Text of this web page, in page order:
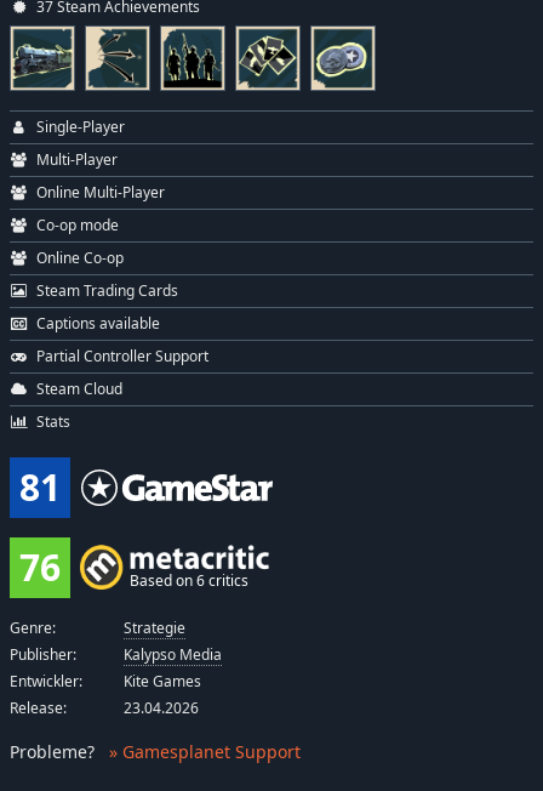
37 Steam Achievements
Single-Player
Multi-Player
Online Multi-Player
Co-op mode
Online Co-op
Steam Trading Cards
Captions available
Partial Controller Support
Steam Cloud
Stats
81
76
Based on 6 critics
Genre:
Strategie
Publisher:
Kalypso Media
Entwickler:
Kite Games
Release:
23.04.2026
Probleme? » Gamesplanet Support